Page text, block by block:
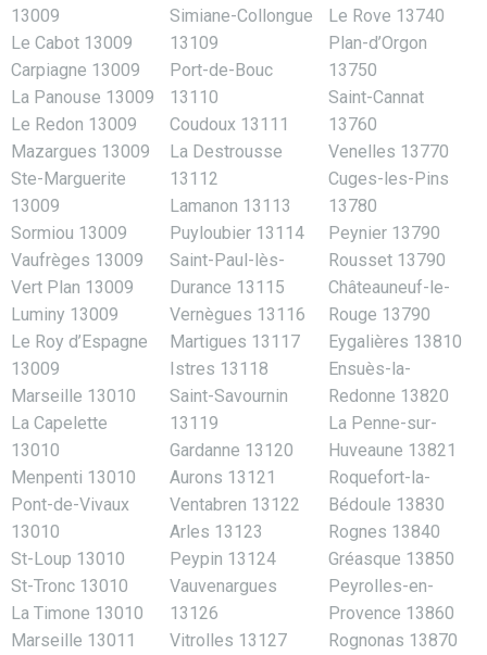
13009
Le Cabot 13009
Carpiagne 13009
La Panouse 13009
Le Redon 13009
Mazargues 13009
Ste-Marguerite
13009
Sormiou 13009
Vaufrèges 13009
Vert Plan 13009
Luminy 13009
Le Roy d’Espagne
13009
Marseille 13010
La Capelette
13010
Menpenti 13010
Pont-de-Vivaux
13010
St-Loup 13010
St-Tronc 13010
La Timone 13010
Marseille 13011
Simiane-Collongue
13109
Port-de-Bouc
13110
Coudoux 13111
La Destrousse
13112
Lamanon 13113
Puyloubier 13114
Saint-Paul-lès-
Durance 13115
Vernègues 13116
Martigues 13117
Istres 13118
Saint-Savournin
13119
Gardanne 13120
Aurons 13121
Ventabren 13122
Arles 13123
Peypin 13124
Vauvenargues
13126
Vitrolles 13127
Le Rove 13740
Plan-d’Orgon
13750
Saint-Cannat
13760
Venelles 13770
Cuges-les-Pins
13780
Peynier 13790
Rousset 13790
Châteauneuf-le-
Rouge 13790
Eygalières 13810
Ensuès-la-
Redonne 13820
La Penne-sur-
Huveaune 13821
Roquefort-la-
Bédoule 13830
Rognes 13840
Gréasque 13850
Peyrolles-en-
Provence 13860
Rognonas 13870